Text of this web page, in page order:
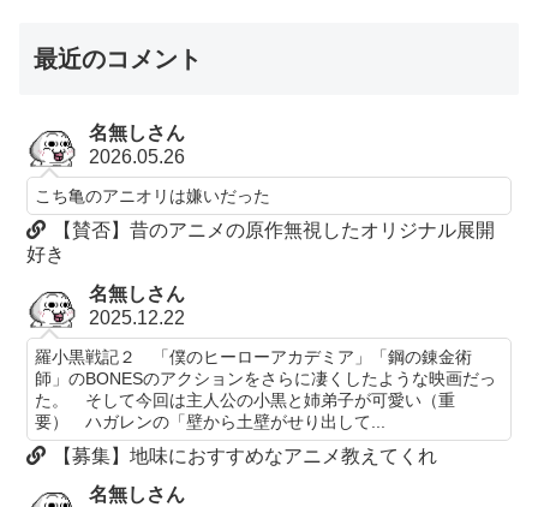
最近のコメント
名無しさん
2026.05.26
こち亀のアニオリは嫌いだった
【賛否】昔のアニメの原作無視したオリジナル展開
好き
名無しさん
2025.12.22
羅小黒戦記２ 「僕のヒーローアカデミア」「鋼の錬金術
師」のBONESのアクションをさらに凄くしたような映画だっ
た。 そして今回は主人公の小黒と姉弟子が可愛い（重
要） ハガレンの「壁から土壁がせり出して...
【募集】地味におすすめなアニメ教えてくれ
名無しさん